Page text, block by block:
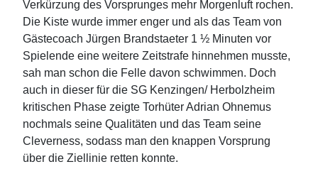
Verkürzung des Vorsprunges mehr Morgenluft rochen.
Die Kiste wurde immer enger und als das Team von
Gästecoach Jürgen Brandstaeter 1 ½ Minuten vor
Spielende eine weitere Zeitstrafe hinnehmen musste,
sah man schon die Felle davon schwimmen. Doch
auch in dieser für die SG Kenzingen/ Herbolzheim
kritischen Phase zeigte Torhüter Adrian Ohnemus
nochmals seine Qualitäten und das Team seine
Cleverness, sodass man den knappen Vorsprung
über die Ziellinie retten konnte.